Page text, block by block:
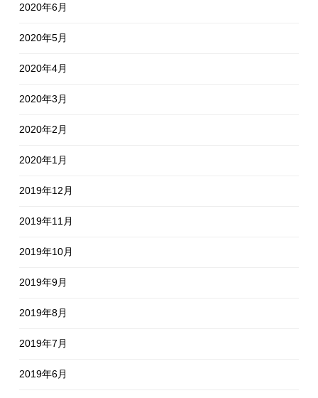
2020年6月
2020年5月
2020年4月
2020年3月
2020年2月
2020年1月
2019年12月
2019年11月
2019年10月
2019年9月
2019年8月
2019年7月
2019年6月